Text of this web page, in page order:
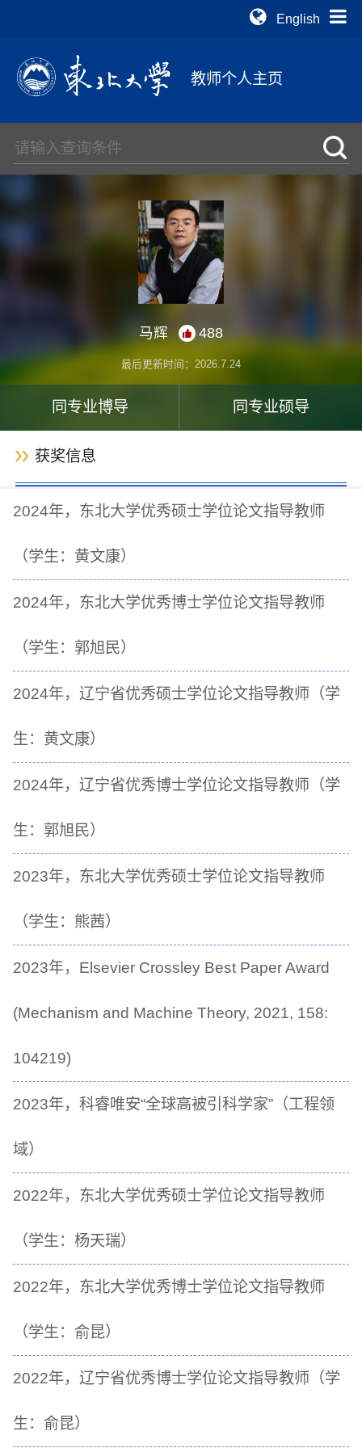
English
教师个人主页
马辉 488
最后更新时间： 2026.7.24
同专业博导 同专业硕导
获奖信息
2024年，东北大学优秀硕士学位论文指导教师
（学生：黄文康）
2024年，东北大学优秀博士学位论文指导教师
（学生：郭旭民）
2024年，辽宁省优秀硕士学位论文指导教师（学
生：黄文康）
2024年，辽宁省优秀博士学位论文指导教师（学
生：郭旭民）
2023年，东北大学优秀硕士学位论文指导教师
（学生：熊茜）
2023年，Elsevier Crossley Best Paper Award
(Mechanism and Machine Theory, 2021, 158:
104219)
2023年，科睿唯安“全球高被引科学家”（工程领
域）
2022年，东北大学优秀硕士学位论文指导教师
（学生：杨天瑞）
2022年，东北大学优秀博士学位论文指导教师
（学生：俞昆）
2022年，辽宁省优秀博士学位论文指导教师（学
生：俞昆）